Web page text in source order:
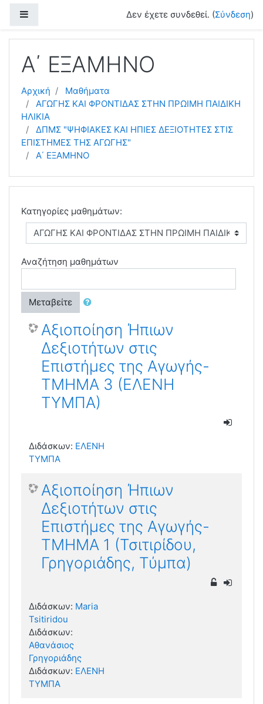
Δεν έχετε συνδεθεί. (Σύνδεση)
Α΄ ΕΞΑΜΗΝΟ
Αρχική
Μαθήματα
ΑΓΩΓΗΣ ΚΑΙ ΦΡΟΝΤΙΔΑΣ ΣΤΗΝ ΠΡΩΙΜΗ ΠΑΙΔΙΚΗ
ΗΛΙΚΙΑ
ΔΠΜΣ "ΨΗΦΙΑΚΕΣ ΚΑΙ ΗΠΙΕΣ ΔΕΞΙΟΤΗΤΕΣ ΣΤΙΣ
ΕΠΙΣΤΗΜΕΣ ΤΗΣ ΑΓΩΓΗΣ"
Α΄ ΕΞΑΜΗΝΟ
Κατηγορίες μαθημάτων:
Αναζήτηση μαθημάτων
Μεταβείτε
Αξιοποίηση Ήπιων
Δεξιοτήτων στις
Επιστήμες της Αγωγής-
ΤΜΗΜΑ 3 (ΕΛΕΝΗ
ΤΥΜΠΑ)
Διδάσκων: ΕΛΕΝΗ
ΤΥΜΠΑ
Αξιοποίηση Ήπιων
Δεξιοτήτων στις
Επιστήμες της Αγωγής-
ΤΜΗΜΑ 1 (Τσιτιρίδου,
Γρηγοριάδης, Τύμπα)
Διδάσκων: Maria
Tsitiridou
Διδάσκων:
Αθανάσιος
Γρηγοριάδης
Διδάσκων: ΕΛΕΝΗ
ΤΥΜΠΑ